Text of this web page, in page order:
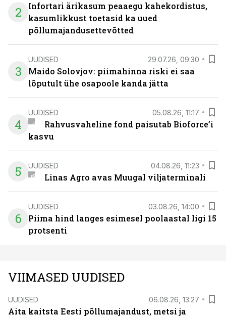
2
Infortari ärikasum peaaegu kahekordistus,
kasumlikkust toetasid ka uued
põllumajandusettevõtted
3
UUDISED 29.07.26, 09:30
Maido Solovjov: piimahinna riski ei saa
lõputult ühe osapoole kanda jätta
4
UUDISED 05.08.26, 11:17
Rahvusvaheline fond paisutab Bioforce’i
kasvu
5 UUDISED 04.08.26, 11:23
Linas Agro avas Muugal viljaterminali
6
UUDISED 03.08.26, 14:00
Piima hind langes esimesel poolaastal ligi 15
protsenti
VIIMASED UUDISED
UUDISED 06.08.26, 13:27
Aita kaitsta Eesti põllumajandust, metsi ja